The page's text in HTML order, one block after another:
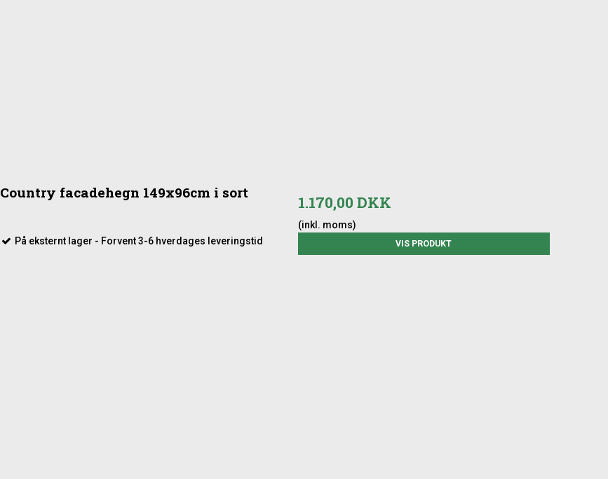
Country facadehegn 149x96cm i sort
På eksternt lager - Forvent 3-6 hverdages leveringstid
1.170,00 DKK
(inkl. moms)
VIS PRODUKT